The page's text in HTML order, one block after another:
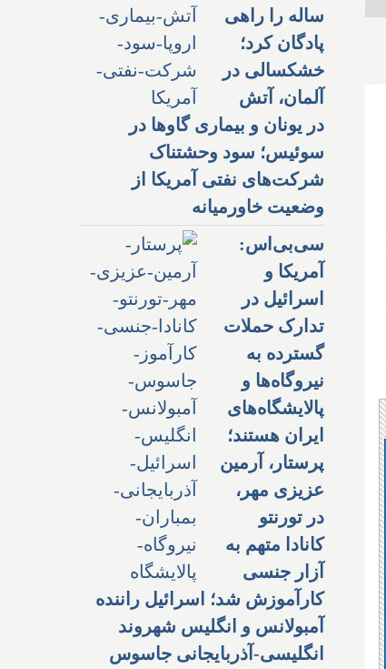
ساله را راهی
پادگان کرد؛
خشکسالی در
آلمان، آتش
در یونان و بیماری گاوها در
سوئیس؛ سود وحشتناک
شرکت‌های نفتی آمریکا از
وضعیت خاورمیانه
سی‌بی‌اس:
آمریکا و
اسرائیل در
تدارک حملات
گسترده به
نیروگاه‌ها و
پالایشگاه‌های
ایران هستند؛
پرستار، آرمین
عزیزی مهر،
در تورنتو
کانادا متهم به
آزار جنسی
کارآموزش شد؛ اسرائیل راننده
آمبولانس و انگلیس شهروند
انگلیسی-آذربایجانی جاسوس